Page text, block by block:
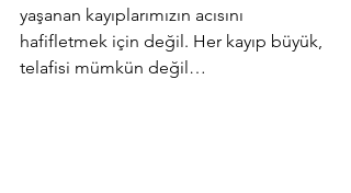
yaşanan kayıplarımızın acısını
hafifletmek için değil. Her kayıp büyük,
telafisi mümkün değil…